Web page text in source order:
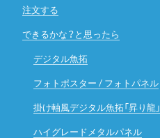
注文する
できるかな？と思ったら
デジタル魚拓
フォトポスター / フォトパネル
掛け軸風デジタル魚拓「昇り龍」
ハイグレードメタルパネル